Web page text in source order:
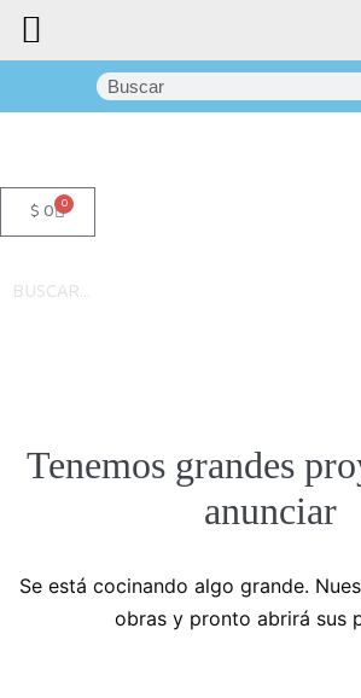
$0 0
Tenemos grandes
anunciar
Se está cocinando algo grande.
obras y pronto abrirá sus